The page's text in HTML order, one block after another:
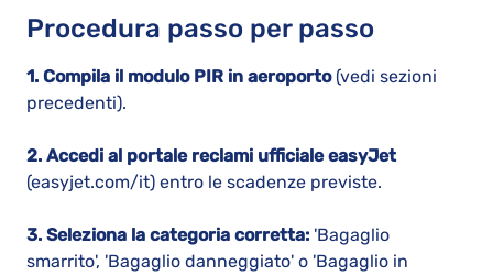
Procedura passo per passo
1. Compila il modulo PIR in aeroporto(vedi sezioni
precedenti).
2. Accedi al portale reclami ufficiale easyJet
(easyjet.com/it) entro le scadenze previste.
3. Seleziona la categoria corretta: 'Bagaglio
smarrito', 'Bagaglio danneggiato' o 'Bagaglio in